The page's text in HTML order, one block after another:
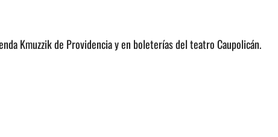
Kmuzzik de Providencia y en boleterías del teatro Caupolicán.